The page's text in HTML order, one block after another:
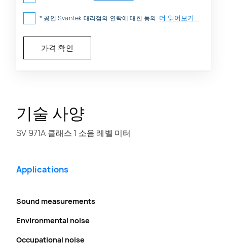
* 공인 Svantek 대리점의 연락에 대한 동의 더 읽어보기...
기술 사양
SV 971A 클래스 1 소음 레벨 미터
Applications
Sound measurements
Environmental noise
Occupational noise